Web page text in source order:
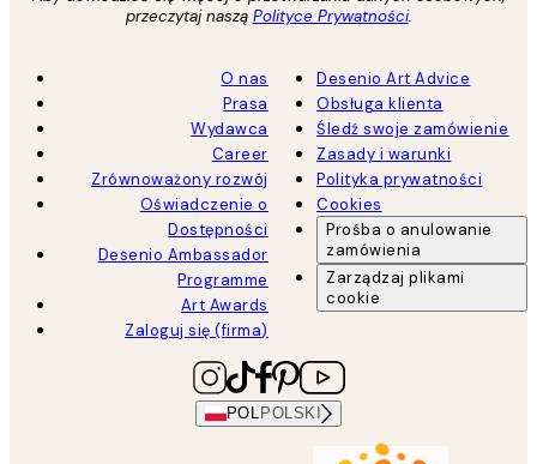
przeczytaj naszą Polityce Prywatności.
O nas
Prasa
Wydawca
Career
Zrównoważony rozwój
Oświadczenie o
Dostępności
Desenio Ambassador
Programme
Art Awards
Zaloguj się (firma)
Desenio Art Advice
Obsługa klienta
Śledź swoje zamówienie
Zasady i warunki
Polityka prywatności
Cookies
Prośba o anulowanie
zamówienia
Zarządzaj plikami
cookie
POL POLSKI